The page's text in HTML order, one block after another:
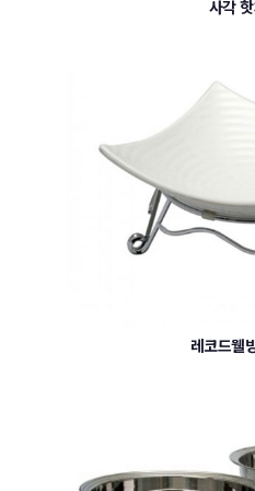
사각
레코드웰